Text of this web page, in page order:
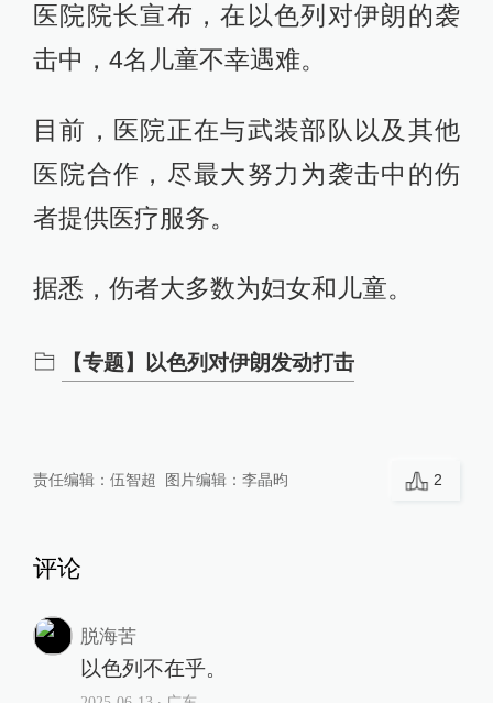
美方初期情报评估显示并未“彻底摧毁”伊朗
核设施
查看详情
03:09
新闻背景｜以伊冲突时间线
查看详情
01:32
查看详情
23:36
本轮以伊冲突已致以色列28人死亡，伊朗
606人死亡
查看详情
医院院长宣布，在以色列对伊朗的袭
击中，4名儿童不幸遇难。
目前，医院正在与武装部队以及其他
医院合作，尽最大努力为袭击中的伤
者提供医疗服务。
据悉，伤者大多数为妇女和儿童。
【专题】以色列对伊朗发动打击
责任编辑： 伍智超 图片编辑： 李晶昀 2
评论
脱海苦
以色列不在乎。